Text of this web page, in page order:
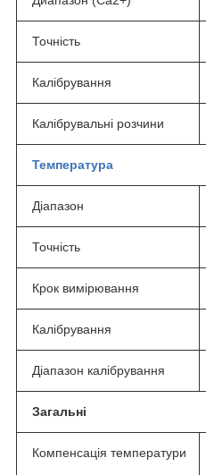
Точність
Калібрування
Калібрувальні розчини
Температура
Діапазон
Точність
Крок вимірювання
Калібрування
Діапазон калібрування
Загальні
Компенсація температури